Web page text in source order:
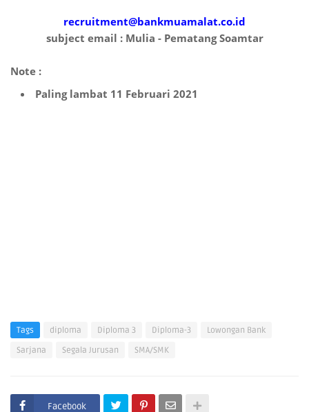
recruitment@bankmuamalat.co.id
subject email : Mulia - Pematang Soamtar
Note :
Paling lambat 11 Februari 2021
Tags diploma Diploma 3 Diploma-3
Lowongan Bank
Sarjana
Segala Jurusan SMA/SMK
Facebook